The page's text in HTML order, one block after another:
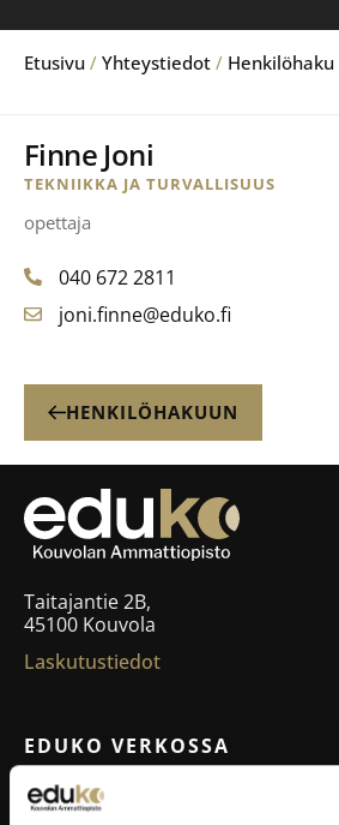
Etusivu / Yhteystiedot / Henkilöhaku
Finne Joni
TEKNIIKKA JA TURVALLISUUS
opettaja
040 672 2811
joni.finne@eduko.fi
HENKILÖHAKUUN
Taitajantie 2B,
45100 Kouvola
Laskutustiedot
EDUKO VERKOSSA
Wilma